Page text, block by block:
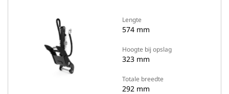
Lengte
574 mm
Hoogte bij opslag
323 mm
Totale breedte
292 mm